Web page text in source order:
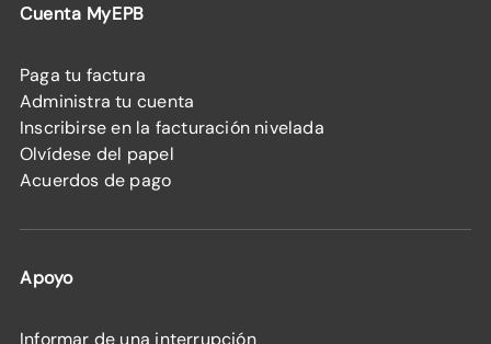
Cuenta MyEPB
Paga tu factura
Administra tu cuenta
Inscribirse en la facturación nivelada
Olvídese del papel
Acuerdos de pago
Apoyo
Informar de una interrupción